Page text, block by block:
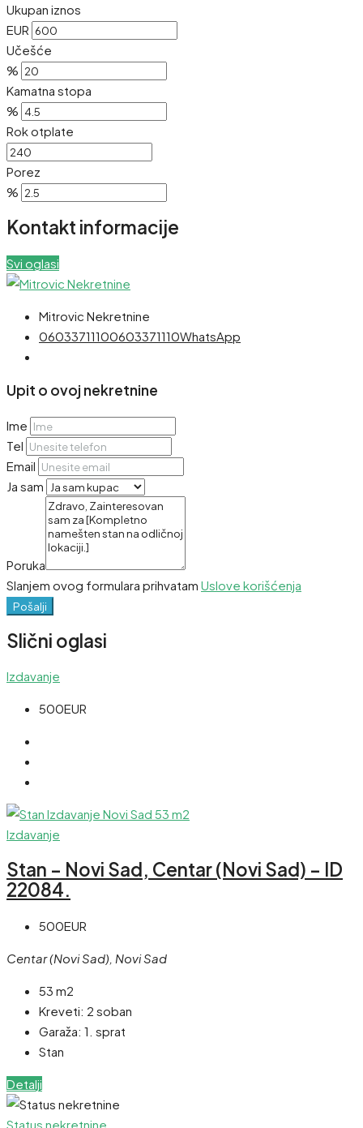
Ukupan iznos
EUR
Učešće
%
Kamatna stopa
%
Rok otplate
Porez
%
Kontakt informacije
Svi oglasi
Mitrovic Nekretnine
06033711100603371110WhatsApp
Upit o ovoj nekretnine
Ime
Tel
Email
Ja sam
Poruka
Slanjem ovog formulara prihvatam Uslove korišćenja
Pošalji
Slični oglasi
Izdavanje
500EUR
Izdavanje
Stan – Novi Sad, Centar (Novi Sad) – ID
22084.
500EUR
Centar (Novi Sad), Novi Sad
53 m2
Kreveti: 2 soban
Garaža: 1. sprat
Stan
Detalji
Status nekretnine